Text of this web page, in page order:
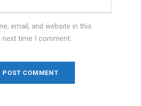
email, and website in this
time I comment.